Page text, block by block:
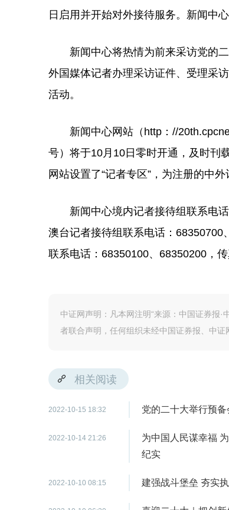
日启用并开始对外接待服务。新闻中
新闻中心将热情为前来采访党的二
外国媒体记者办理采访证件、受理采
活动。
新闻中心网站（http：//
号）将于10月10日零时开通，及时刊
网站设置了“记者专区”，为注册的中外
新闻中心境内记者接待组联系电话
澳台记者接待组联系电话：68350700
联系电话：68350100、68350200，
中证网声明：凡本网注明“来源：中国证券报
者联合声明，任何组织未经中国证券报、中证
相关阅读
2022-10-15 18:32 党的二十大举行预
2022-10-14 21:26
为中国人民谋幸福
纪实
2022-10-10 08:15 建强战斗堡垒 夯实